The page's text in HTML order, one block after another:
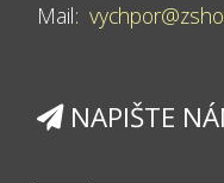
Mail:
NAPIŠTE